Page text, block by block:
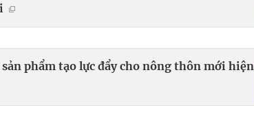
sản phẩm tạo lực đẩy cho nông thôn mới hiện